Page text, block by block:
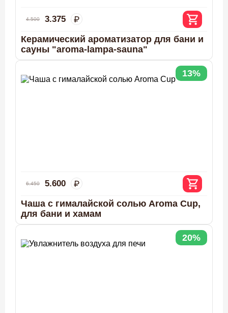
4.500 3.375
Керамический ароматизатор для бани и
сауны "aroma-lampa-sauna"
13%
6.450 5.600
Чаша с гималайской солью Aroma Cup,
для бани и хамам
20%